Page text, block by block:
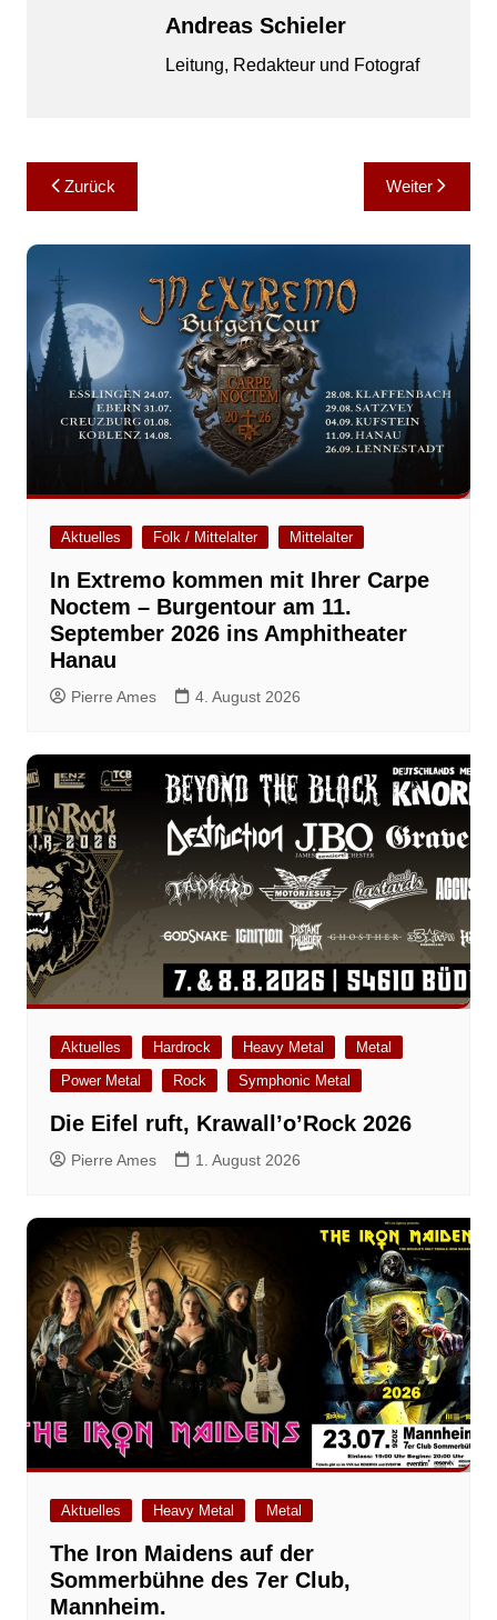
Andreas Schieler
Leitung, Redakteur und Fotograf
Beitragsnavigation
Zurück Weiter
Aktuelles Folk / Mittelalter Mittelalter
In Extremo kommen mit Ihrer Carpe
Noctem – Burgentour am 11.
September 2026 ins Amphitheater
Hanau
Pierre Ames 4. August 2026
Aktuelles Hardrock Heavy Metal
Metal
Power Metal
Rock Symphonic Metal
Die Eifel ruft, Krawall’o’Rock 2026
Pierre Ames 1. August 2026
Aktuelles Heavy Metal Metal
The Iron Maidens auf der
Sommerbühne des 7er Club,
Mannheim.